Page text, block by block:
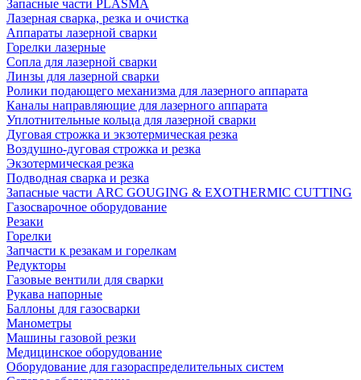
Запасные части PLASMA
Лазерная сварка, резка и очистка
Аппараты лазерной сварки
Горелки лазерные
Сопла для лазерной сварки
Линзы для лазерной сварки
Ролики подающего механизма для лазерного аппарата
Каналы направляющие для лазерного аппарата
Уплотнительные кольца для лазерной сварки
Дуговая строжка и экзотермическая резка
Воздушно-дуговая строжка и резка
Экзотермическая резка
Подводная сварка и резка
Запасные части ARC GOUGING & EXOTHERMIC CUTTING
Газосварочное оборудование
Резаки
Горелки
Запчасти к резакам и горелкам
Редукторы
Газовые вентили для сварки
Рукава напорные
Баллоны для газосварки
Манометры
Машины газовой резки
Медицинское оборудование
Оборудование для газораспределительных систем